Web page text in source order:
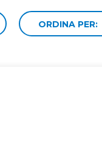
ORDINA PER: